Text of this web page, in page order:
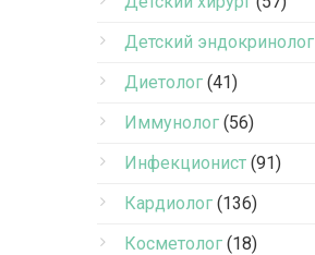
Детский эндокринолог
Диетолог (41)
Иммунолог (56)
Инфекционист (91)
Кардиолог (136)
Косметолог (18)